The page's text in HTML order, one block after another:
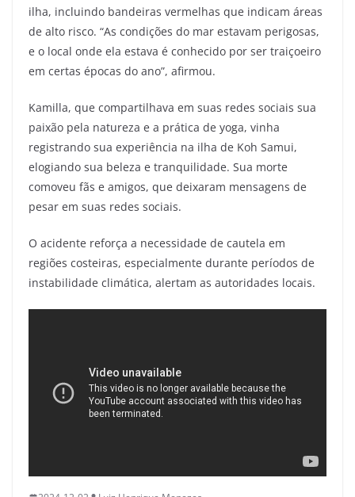
ilha, incluindo bandeiras vermelhas que indicam áreas
de alto risco. “As condições do mar estavam perigosas,
e o local onde ela estava é conhecido por ser traiçoeiro
em certas épocas do ano”, afirmou.
Kamilla, que compartilhava em suas redes sociais sua
paixão pela natureza e a prática de yoga, vinha
registrando sua experiência na ilha de Koh Samui,
elogiando sua beleza e tranquilidade. Sua morte
comoveu fãs e amigos, que deixaram mensagens de
pesar em suas redes sociais.
O acidente reforça a necessidade de cautela em
regiões costeiras, especialmente durante períodos de
instabilidade climática, alertam as autoridades locais.